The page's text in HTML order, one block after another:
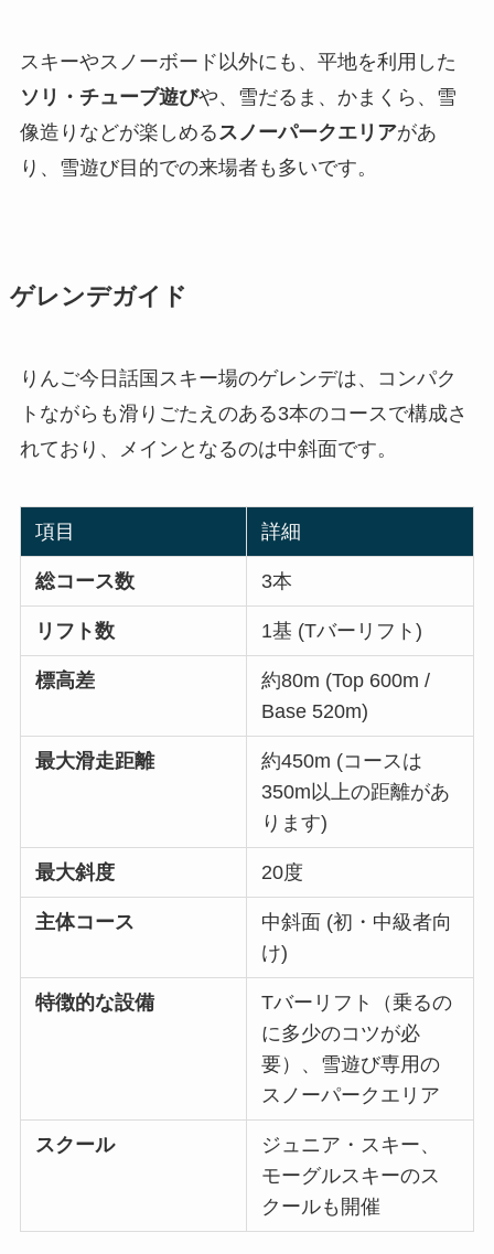
スキーやスノーボード以外にも、平地を利用した
ソリ・チューブ遊びや、雪だるま、かまくら、雪
像造りなどが楽しめるスノーパークエリアがあ
り、雪遊び目的での来場者も多いです。
ゲレンデガイド
りんご今日話国スキー場のゲレンデは、コンパク
トながらも滑りごたえのある3本のコースで構成さ
れており、メインとなるのは中斜面です。
項目 詳細
総コース数 3本
リフト数 1基 (Tバーリフト)
標高差
約80m (Top 600m /
Base 520m)
最大滑走距離
約450m (コースは
350m以上の距離があ
ります)
最大斜度 20度
主体コース
中斜面 (初・中級者向
け)
特徴的な設備
Tバーリフト（乗るの
に多少のコツが必
要）、雪遊び専用の
スノーパークエリア
スクール
ジュニア・スキー、
モーグルスキーのス
クールも開催